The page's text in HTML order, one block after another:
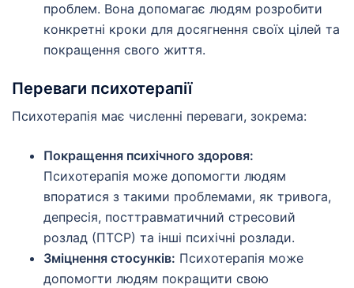
проблем. Вона допомагає людям розробити
конкретні кроки для досягнення своїх цілей та
покращення свого життя.
Переваги психотерапії
Психотерапія має численні переваги, зокрема:
Покращення психічного здоровя:
Психотерапія може допомогти людям
впоратися з такими проблемами, як тривога,
депресія, посттравматичний стресовий
розлад (ПТСР) та інші психічні розлади.
Зміцнення стосунків: Психотерапія може
допомогти людям покращити свою